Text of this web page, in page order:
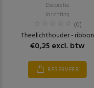
Decoratie
Inrichting
(0)
Theelichthouder - ribbon
€0,25 excl. btw
RESERVEER